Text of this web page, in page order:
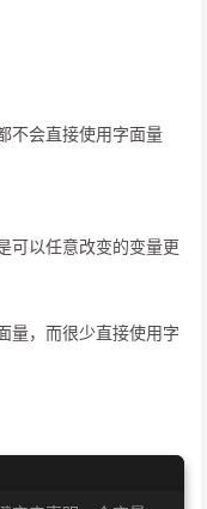
不会直接使用字面量
可以任意改变的变量更
量，而很少直接使用字